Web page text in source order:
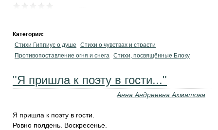
Категории:
Стихи Гиппиус о душе
Стихи о чувствах и страсти
Противопоставление огня и снега Стихи, посвящённые Блоку
"Я пришла к поэту в гости..."
Анна Андреевна Ахматова
Я пришла к поэту в гости.
Ровно полдень. Воскресенье.